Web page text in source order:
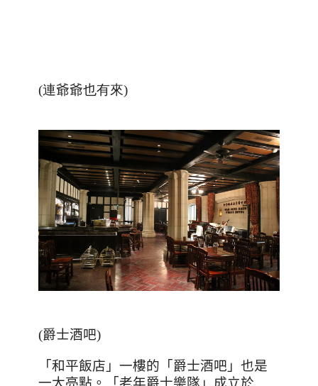
(連爺爺也有來)
(爵士酒吧)
「和平飯店」一樓的「爵士酒吧」也是
一大亮點。「老年爵士樂隊」成立於